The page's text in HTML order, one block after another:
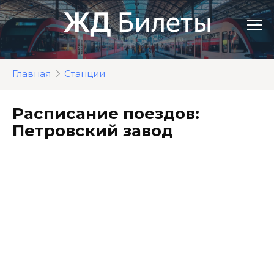
Перейти
к
контенту
Главная Станции
Расписание поездов:
Петровский завод